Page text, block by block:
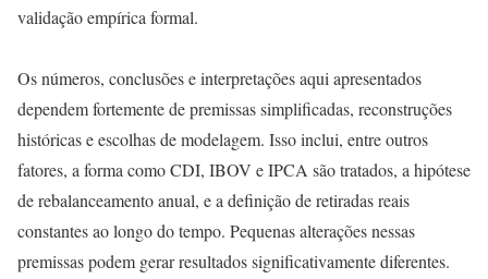
validação empírica formal.
Os números, conclusões e interpretações aqui apresentados
dependem fortemente de premissas simplificadas, reconstruções
históricas e escolhas de modelagem. Isso inclui, entre outros
fatores, a forma como CDI, IBOV e IPCA são tratados, a hipótese
de rebalanceamento anual, e a definição de retiradas reais
constantes ao longo do tempo. Pequenas alterações nessas
premissas podem gerar resultados significativamente diferentes.